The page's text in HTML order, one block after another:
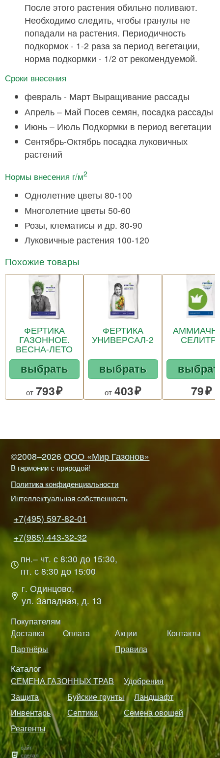
После этого растения обильно поливают.
Необходимо следить, чтобы гранулы не
попадали на растения. Периодичность
подкормок - 1-2 раза за период вегетации,
норма подкормки - 1/2 от рекомендуемой.
Сроки внесения
февраль - Март Выращивание рассады
Апрель – Май Посев семян, посадка рассады
Июнь – Июль Подкормки в период вегетации
Сентябрь-Октябрь посадка луковичных
растений
Нормы внесения г/м2
Однолетние цветы 80-100
Многолетние цветы 50-60
Розы, клематисы и др. 80-90
Луковичные растения 100-120
Похожие товары
ФЕРТИКА
ГАЗОННОЕ.
ВЕСНА-ЛЕТО
выбрать
от 793
ФЕРТИКА
УНИВЕРСАЛ-2
выбрать
от 403 79
©2008–2026 ООО «Мир Газонов»
В гармонии с природой!
Политика конфиденциальности
Интеллектуальная собственность
+7(495) 597-82-01
+7(985) 443-32-32
пн.– чт. с 8:30 до 15:30,
пт. с 8:30 до 15:00
г. Одинцово,
ул. Западная, д. 13
Покупателям
Доставка Оплата Акции
Контакты
Партнёры
Правила
Каталог
СЕМЕНА ГАЗОННЫХ ТРАВ
Удобрения
Защита
Буйские грунты
Ландшафт
Инвентарь
Септики
Семена овощей
Реагенты
сайт
сделал